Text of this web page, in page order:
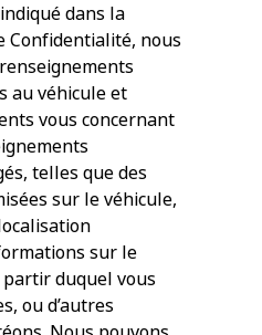
dans la
Confidentialité, nous
au véhicule et
vous concernant
telles que des
sur le véhicule,
sur le
duquel vous
ou d’autres